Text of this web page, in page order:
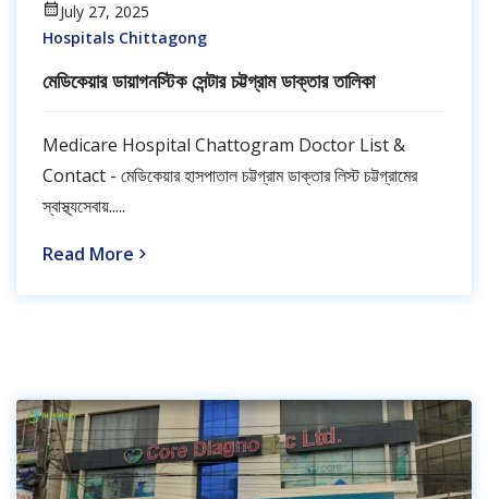
July 27, 2025
Hospitals Chittagong
মেডিকেয়ার ডায়াগনস্টিক সেন্টার চট্টগ্রাম ডাক্তার তালিকা
Medicare Hospital Chattogram Doctor List &
Contact - মেডিকেয়ার হাসপাতাল চট্টগ্রাম ডাক্তার লিস্ট চট্টগ্রামের
স্বাস্থ্যসেবায়.....
Read More